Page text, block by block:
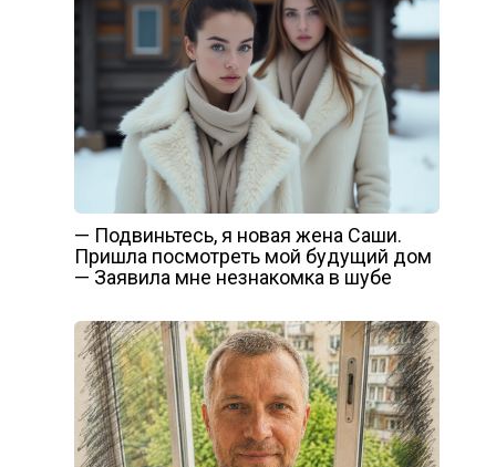
— Подвиньтесь, я новая жена Саши.
Пришла посмотреть мой будущий дом
— Заявила мне незнакомка в шубе